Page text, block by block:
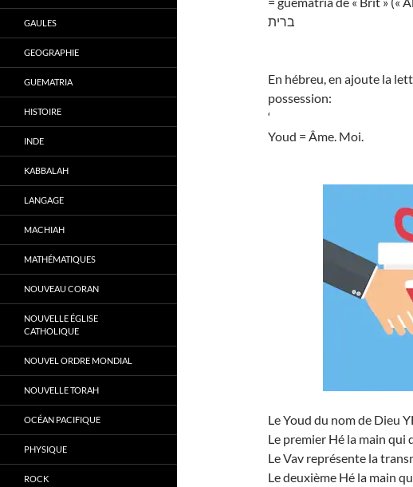
ברית
En hébreu, en ajoute la
possession:
‘
Youd = Âme. Moi.
Le Youd du nom de Dieu
Le premier Hé la main qui
Le Vav représente la
Le deuxième Hé la main
GAULES
GEOGRAPHIE
GUEMATRIA
HISTOIRE
INDE
KABBALAH
LANGAGE
MACHIAH
MATHÉMATIQUES
NOUVEAU CORAN
NOUVELLE ÉGLISE
CATHOLIQUE
NOUVEL ORDRE MONDIAL
NOUVELLE TORAH
OCÉAN PACIFIQUE
PHYSIQUE
ROCK